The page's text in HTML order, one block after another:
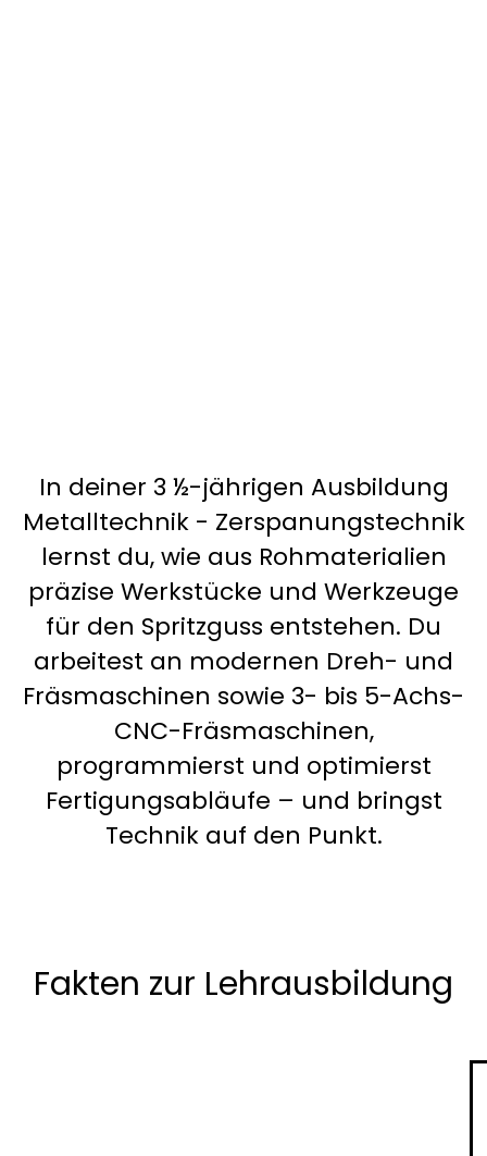
In deiner 3 ½-jährigen Ausbildung
Metalltechnik - Zerspanungstechnik
lernst du, wie aus Rohmaterialien
präzise Werkstücke und Werkzeuge
für den Spritzguss entstehen. Du
arbeitest an modernen Dreh- und
Fräsmaschinen sowie 3- bis 5-Achs-
CNC-Fräsmaschinen,
programmierst und optimierst
Fertigungsabläufe – und bringst
Technik auf den Punkt.
Fakten zur Lehrausbildung